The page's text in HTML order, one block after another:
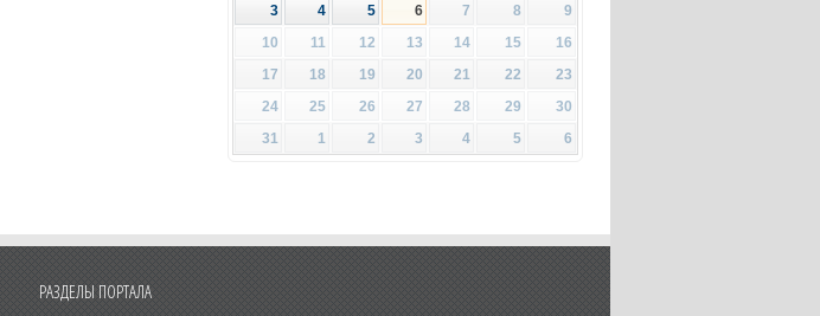
3
4 5 6 7 8
9
10
11 12 13 14 15
16
17
18 19 20 21 22
23
24
25 26 27 28 29
30
31
1 2 3 4 5 6
РАЗДЕЛЫ ПОРТАЛА